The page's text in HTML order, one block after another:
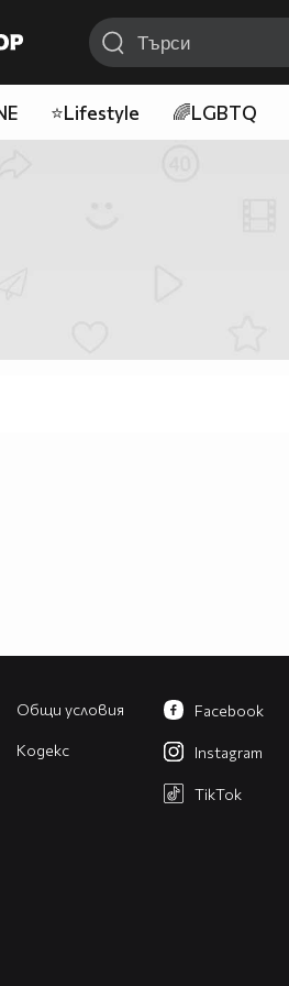
⭐Lifestyle 🌈LGBTQ
Общи условия
Кодекс
Facebook
Instagram
TikTok